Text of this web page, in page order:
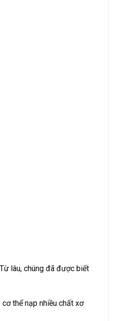
lâu, chúng đã được biết
thể nạp nhiều chất xơ